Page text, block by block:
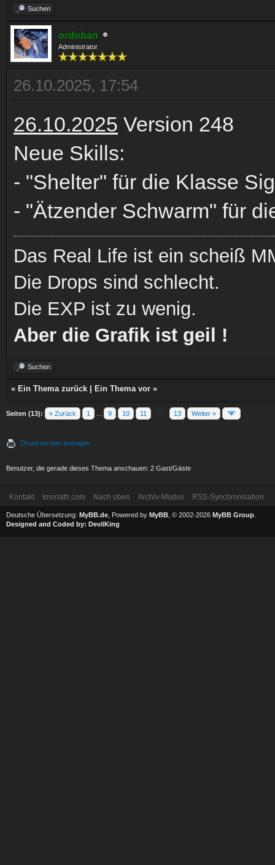
Suchen
ordoban
Administrator
26.10.2025, 17:54
26.10.2025 Version 248
Neue Skills:
- "Shelter" für die Klasse
- "Ätzender Schwarm" für
Das Real Life ist ein scheiß
Die Drops sind schlecht.
Die EXP ist zu wenig.
Aber die Grafik ist geil !
Suchen
« Ein Thema zurück Ein Thema vor »
Seiten (13): « Zurück 1 9 10 11 13 Weiter »
Druckversion anzeigen
Benutzer, die gerade dieses Thema anschauen: 2 Gast/Gäste
Kontakt Imoriath.com Nach oben Archiv-Modus RSS-Synchronisation
Deutsche Übersetzung: MyBB.de , Powered by MyBB , © 2002-2026 MyBB Group
Designed and Coded by: DevilKing